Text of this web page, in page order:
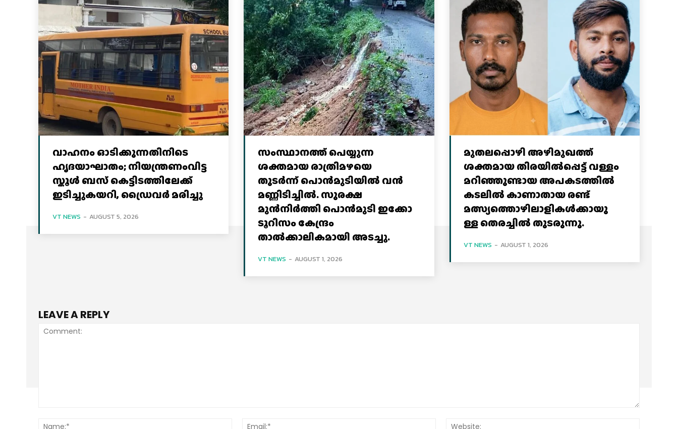
വാഹനം ഓടിക്കുന്നതിനിടെ
ഹൃദയാഘാതം; നിയന്ത്രണംവിട്ട
സ്കൂൾ ബസ് കെട്ടിടത്തിലേക്ക്
ഇടിച്ചുകയറി, ഡ്രൈവർ മരിച്ചു
VT NEWS - AUGUST 5, 2026
സംസ്ഥാനത്ത് പെയ്യുന്ന
ശക്തമായ രാത്രിമഴയെ
തുടർന്ന് പൊൻമുടിയില്‍ വൻ
മണ്ണിടിച്ചില്‍. സുരക്ഷ
മുൻനിർത്തി പൊൻമുടി ഇക്കോ
ടൂറിസം കേന്ദ്രം
താല്‍ക്കാലികമായി അടച്ചു.
VT NEWS - AUGUST 1, 2026
മുതലപ്പൊഴി അഴിമുഖത്ത്
ശക്തമായ തിരയിൽപ്പെട്ട് വള്ളം
മറിഞ്ഞുണ്ടായ അപകടത്തിൽ
കടലിൽ കാണാതായ രണ്ട്
മത്സ്യത്തൊഴിലാളികൾക്കായു
ള്ള തെരച്ചിൽ തുടരുന്നു.
VT NEWS - AUGUST 1, 2026
LEAVE A REPLY
Name:*
Email:*